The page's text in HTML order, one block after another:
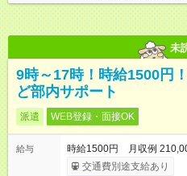
未
9時～17時！時給1500円
ど部内サポート
派遣 WEB登録・面接OK
給与
時給1500円 月収例
交通費別途支給あり